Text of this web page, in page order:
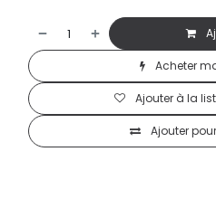
Acheter
Ajouter
Ajouter à la